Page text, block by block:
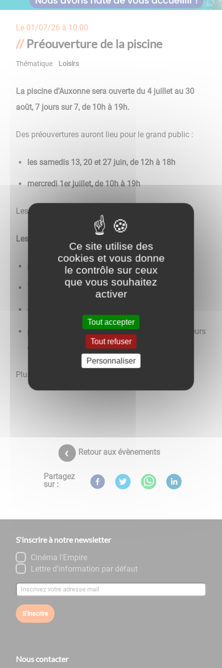
Le 01/07/26 à 10:00
Préouverture de la piscine
Thématique Loisirs
La piscine d’Auxonne sera ouverte du 4 juillet au 30
août, 7 jours sur 7, de 10h à 19h.
Des préouvertures auront lieu pour le grand public :
les samedis 13, 20 et 27 juin, de 12h à 18h
mercredi 1er juillet, de 10h à 19h
Les scolaires seront accueillis dès le 8 juin.
Les tarifs :
plein : 5 €
7-18 ans : 2,50 €
< 7 ans : gratuit
personnes en situation de handicap et demandeurs
d'emploi : 3,50 €
Plus d'informations à venir.
Retour aux évènements
Partagez
sur :
S'inscrire à notre newsletter
Cinéma l'Empire
Lettre d'information par défaut
S'inscrire
Nous contacter
Ce site utilise des
cookies et vous donne
le contrôle sur ceux
que vous souhaitez
activer
Tout accepter
Tout refuser
Personnaliser